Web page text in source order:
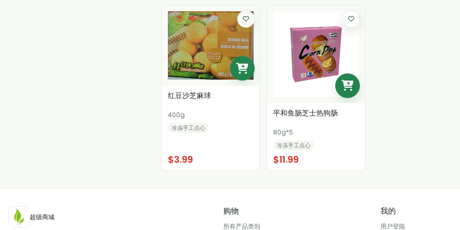
红豆沙芝麻球
400g
冷冻手工点心
$3.99
平和鱼肠芝士热狗肠
80g*5
冷冻手工点心
$11.99
超级商城
购物
所有产品类别
我的
用户登陆